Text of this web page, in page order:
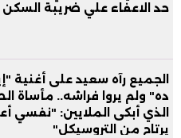
حد الاعفاء علي ضريبة السكن
الجميع رآه سعيد على أغنية
ده" ولم يروا فراشه.. مأساة
الذي أبكى الملايين: "نفسي
يرتاح من التروسيكل"